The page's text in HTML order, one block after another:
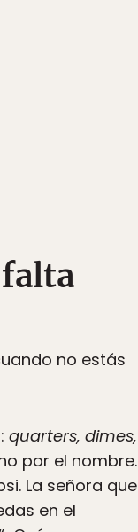
no estás
quarters, dimes,
por el nombre.
La señora que
en el